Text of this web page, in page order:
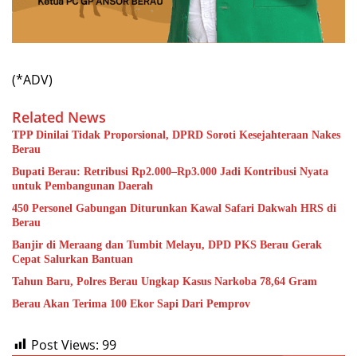
(*ADV)
Related News
TPP Dinilai Tidak Proporsional, DPRD Soroti Kesejahteraan Nakes
Berau
Bupati Berau: Retribusi Rp2.000–Rp3.000 Jadi Kontribusi Nyata
untuk Pembangunan Daerah
450 Personel Gabungan Diturunkan Kawal Safari Dakwah HRS di
Berau
Banjir di Meraang dan Tumbit Melayu, DPD PKS Berau Gerak
Cepat Salurkan Bantuan
Tahun Baru, Polres Berau Ungkap Kasus Narkoba 78,64 Gram
Berau Akan Terima 100 Ekor Sapi Dari Pemprov
Post Views: 99